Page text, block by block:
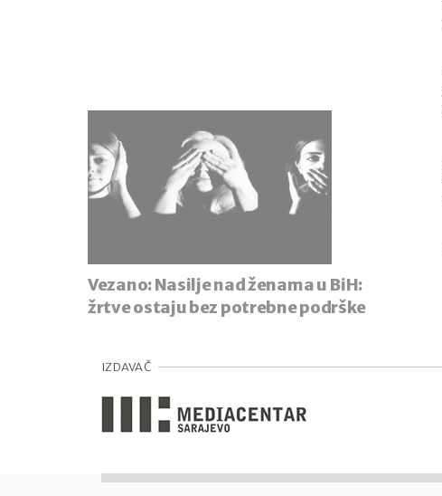
Vezano:Nasilje nad ženama u BiH:
žrtve ostaju bez potrebne podrške
IZDAVAČ